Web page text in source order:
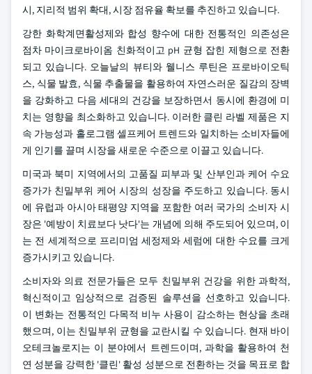
시, 지리적 범위 확대, 시장 점유율 확보를 추진하고 있습니다.
강한 화학계면활성제와 합성 향수에 대한 전통적인 의존성은
점차 마이크로바이옴 친화적이고 pH 균형 잡힌 제형으로 전환
되고 있습니다. 오늘날의 뷰티와 웰니스 루틴은 프로바이오틱
스, 식물 발효, 식물 추출물을 활용하여 자연스러운 질감의 장벽
을 강화하고 다음 세대의 건강을 보장하면서 동시에 환경에 미
치는 영향을 최소화하고 있습니다. 이러한 클린 라벨 제품은 지
속 가능성과 홀로그램 셀프케어 트렌드와 일치하는 소비자들에
게 인기를 끌며 시장을 새로운 수준으로 이끌고 있습니다.
미국과 북미 지역에서의 고품질 피부과 및 산부인과 케어 수요
증가가 친밀부위 케어 시장의 성장을 주도하고 있습니다. 동시
에 유럽과 아시아 태평양 지역을 포함한 여러 국가의 소비자 시
장은 '예방이 치료보다 낫다'는 개념에 의해 주도되어 있으며, 이
는 전 세계적으로 프리미엄 세정제와 세럼에 대한 수요를 크게
증가시키고 있습니다.
소비자와 의료 전문가들은 모두 친밀부위 건강을 위한 과학적,
혁신적이고 임상적으로 검증된 솔루션을 선호하고 있습니다.
이 변화는 전통적인 다목적 비누 사용이 감소하는 현상을 초래
했으며, 이는 친밀부위 균형을 교란시킬 수 있습니다. 현재 바이
오테크놀로지는 이 분야에서 트렌드이며, 과학을 활용하여 천
연 성분을 강력한 '클린' 활성 성분으로 전환하는 것을 목표로 합